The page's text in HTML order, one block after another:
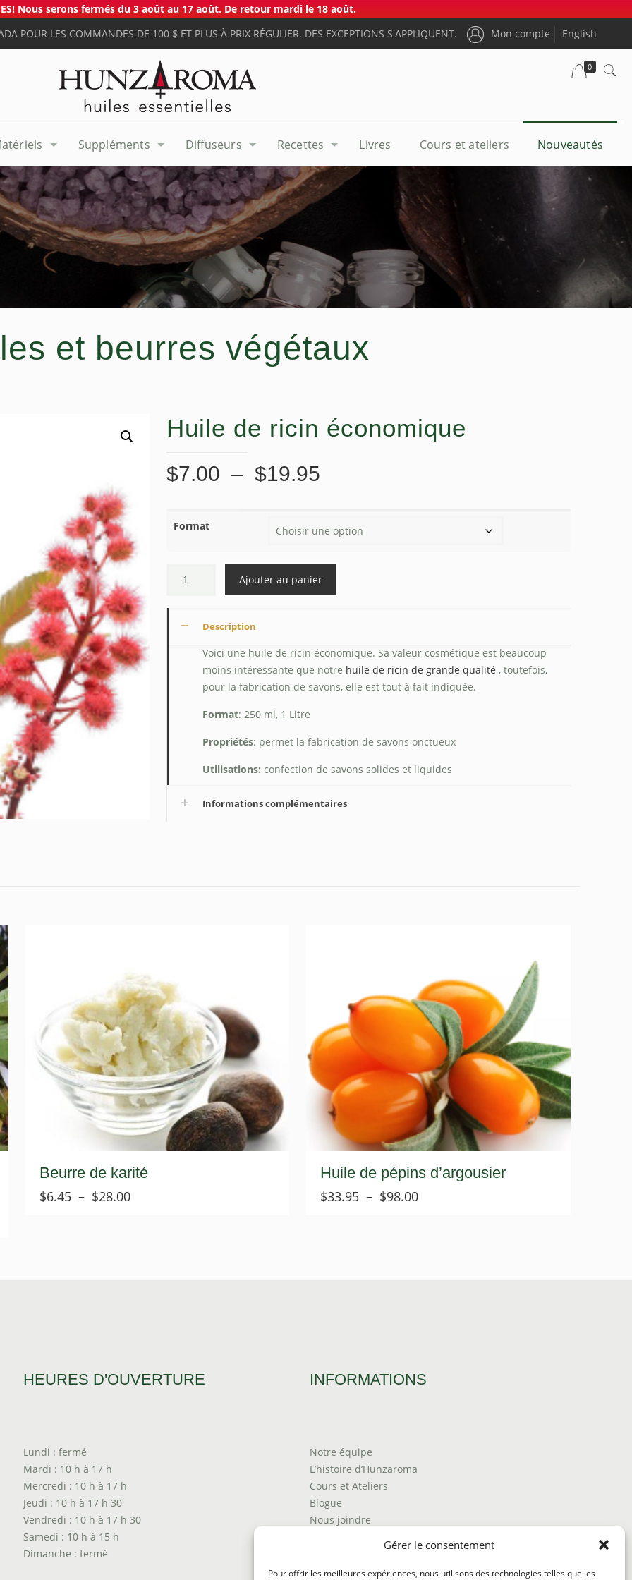
Gérer le consentement
Pour offrir les meilleures expériences, nous utilisons des technologies telles que les
Nous serons fermés du 3 août au 17 août. De retour mardi le 18 août.
POUR LES COMMANDES DE 100 $ ET PLUS À PRIX RÉGULIER. DES EXCEPTIONS S'APPLIQUENT.
Mon compte English
Suppléments Diffuseurs Recettes Livres Cours et ateliers Nouveautés
0
et beurres végétaux
Huile de ricin économique
$7.00 – $19.95Plage
$7.00
$19.95
Format
Ajouter au panier
Description
Voici une huile de ricin économique. Sa valeur cosmétique est beaucoup
moins intéressante que notre huile de ricin de grande qualité , toutefois,
pour la fabrication de savons, elle est tout à fait indiquée.
Format: 250 ml, 1 Litre
Propriétés: permet la fabrication de savons onctueux
Utilisations: confection de savons solides et liquides
Informations complémentaires
Beurre de karité
$6.45 – $28.00Plage
Huile de pépins d’argousier
$33.95 – $98.00Plage
HEURES D'OUVERTURE
Lundi : fermé
Mardi : 10 h à 17 h
Mercredi : 10 h à 17 h
Jeudi : 10 h à 17 h 30
Vendredi : 10 h à 17 h 30
Samedi : 10 h à 15 h
Dimanche : fermé
INFORMATIONS
Notre équipe
L’histoire d’Hunzaroma
Cours et Ateliers
Blogue
Nous joindre
Politique de frais d'envoi
Termes et conditions